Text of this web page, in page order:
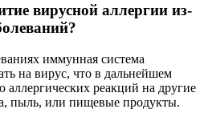
вирусной аллергии из-
иммунная система
на вирус, что в дальнейшем
реакций на другие
пыль, или пищевые продукты.